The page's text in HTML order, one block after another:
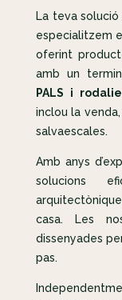
La teva solució
especialitzem
oferint
amb un
PALS i
inclou la
salvaescales.
Amb anys
solucions
casa. Les
dissenyades
pas.